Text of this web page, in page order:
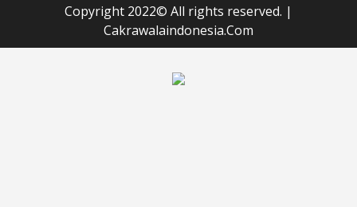
Copyright 2022© All rights reserved. |
Cakrawalaindonesia.Com